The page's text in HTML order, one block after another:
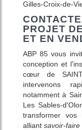
Gilles-Croix-de-
PROJET
ET EN
ABP 85 vous
conception et
cœur de
intervenons
notamment à
Les Sables-
transformer vos
alliant savoir-faire